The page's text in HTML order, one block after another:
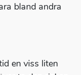
bland andra
en viss liten